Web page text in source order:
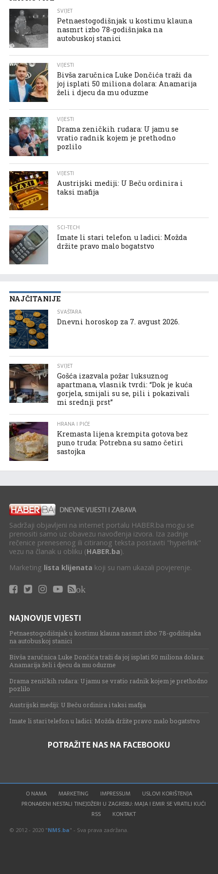
SVIJET
Petnaestogodišnjak u kostimu klauna
nasmrt izbo 78-godišnjaka na
autobuskoj stanici
VIJESTI
Bivša zaručnica Luke Dončića traži da
joj isplati 50 miliona dolara: Anamarija
želi i djecu da mu oduzme
VIJESTI
Drama zeničkih rudara: U jamu se
vratio radnik kojem je prethodno
pozlilo
VIJESTI
Austrijski mediji: U Beču ordinira i
taksi mafija
SCI-TECH
Imate li stari telefon u ladici: Možda
držite pravo malo bogatstvo
NAJČITANIJE
SVAŠTARA
Dnevni horoskop za 7. avgust 2026.
SVIJET
Gošća izazvala požar luksuznog
apartmana, vlasnik tvrdi: “Dok je kuća
gorjela, smijali su se, pili i pokazivali
mi srednji prst”
HRANA I PIĆE
Kremasta lijena krempita gotova bez
puno truda: Potrebna su samo četiri
sastojka
Sadržaji objavljeni na internet portalu HABER.ba mogu se
prenositi samo uz obavezu navođenja izvora. Iza zadnje
rečenice prenesenog ili citiranog teksta postaviti "hyperlink"
vezu na članak u obliku (HABER.ba).
Marketing lista klijenata koji su nam ukazali povjerenje.
ok
NAJNOVIJE VIJESTI
Petnaestogodišnjak u kostimu klauna nasmrt izbo 78-godišnjaka
na autobuskoj stanici
Bivša zaručnica Luke Dončića traži da joj isplati 50 miliona dolara:
Anamarija želi i djecu da mu oduzme
Drama zeničkih rudara: U jamu se vratio radnik kojem je prethodno
pozlilo
Austrijski mediji: U Beču ordinira i taksi mafija
Imate li stari telefon u ladici: Možda držite pravo malo bogatstvo
POTRAŽITE NAS NA FACEBOOKU
O NAMA MARKETING IMPRESSUM
USLOVI KORIŠTENJA
PRONAĐENI NESTALI TINEJDŽERI U ZAGREBU: MAJA I EMIR SE VRATILI KUĆI
RSS
KONTAKT
© 2012 - 2020 "NMS.ba" - Sva prava zadržana.